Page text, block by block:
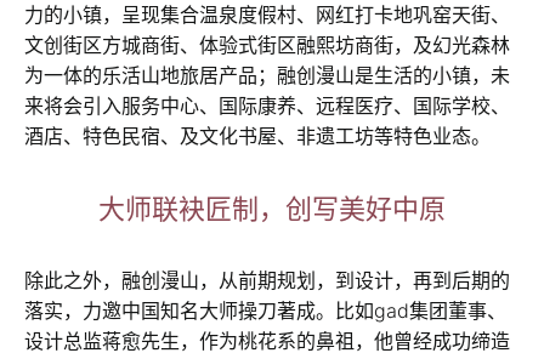
力的小镇，呈现集合温泉度假村、网红打卡地巩窑天街、
文创街区方城商街、体验式街区融熙坊商街，及幻光森林
为一体的乐活山地旅居产品；融创漫山是生活的小镇，未
来将会引入服务中心、国际康养、远程医疗、国际学校、
酒店、特色民宿、及文化书屋、非遗工坊等特色业态。
大师联袂匠制，创写美好中原
除此之外，融创漫山，从前期规划，到设计，再到后期的
落实，力邀中国知名大师操刀著成。比如gad集团董事、
设计总监蒋愈先生，作为桃花系的鼻祖，他曾经成功缔造